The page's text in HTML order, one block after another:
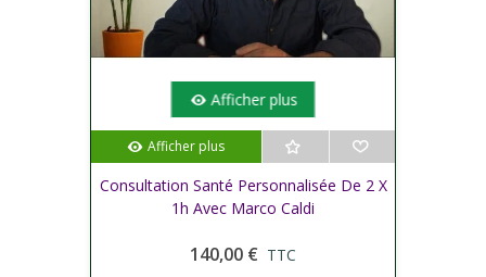
Afficher plus
Afficher plus
Consultation Santé Personnalisée De 2 X
1h Avec Marco Caldi
140,00 € TTC